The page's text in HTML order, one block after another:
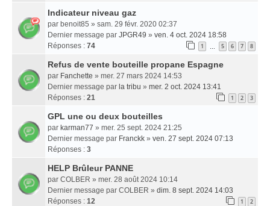
Indicateur niveau gaz
par benoit85 » sam. 29 févr. 2020 02:37
Dernier message par JPGR49 » ven. 4 oct. 2024 18:58
Réponses : 74 1 5 6 7 8
Refus de vente bouteille propane Espagne
par Fanchette » mer. 27 mars 2024 14:53
Dernier message par la tribu » mer. 2 oct. 2024 13:41
Réponses : 21 1 2 3
GPL une ou deux bouteilles
par karman77 » mer. 25 sept. 2024 21:25
Dernier message par Franckk » ven. 27 sept. 2024 07:13
Réponses : 3
HELP Brûleur PANNE
par COLBER » mer. 28 août 2024 10:14
Dernier message par COLBER » dim. 8 sept. 2024 14:03
Réponses : 12 1 2